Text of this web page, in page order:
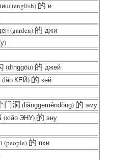
(english) 的 и
(garden) 的 джи
(dīnggōu) 的 джей
(lăo КЕЙ) 的 кей
门洞 ( liănggeméndòng) 的 эму
(xiăo ЭНУ) 的 эну
(people) 的 пхи